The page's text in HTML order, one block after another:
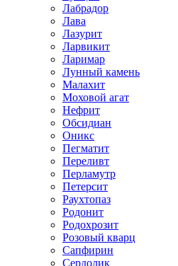
Лабрадор
Лава
Лазурит
Ларвикит
Ларимар
Лунный камень
Малахит
Моховой агат
Нефрит
Обсидиан
Оникс
Пегматит
Переливт
Перламутр
Петерсит
Раухтопаз
Родонит
Родохрозит
Розовый кварц
Сапфирин
Сердолик